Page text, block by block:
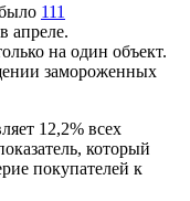
111
апреле.
на один объект.
замороженных
12,2% всех
который
покупателей к